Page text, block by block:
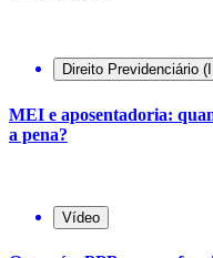
Direito Previdenciário
MEI e aposentadoria:
a pena?
Vídeo